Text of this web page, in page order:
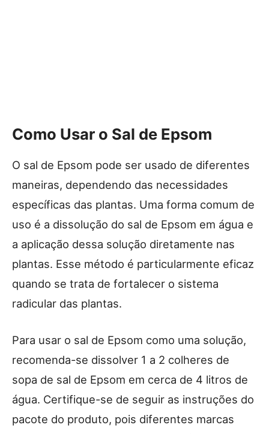
Como Usar o Sal de Epsom
O sal de Epsom pode ser usado de diferentes
maneiras, dependendo das necessidades
específicas das plantas. Uma forma comum de
uso é a dissolução do sal de Epsom em água e
a aplicação dessa solução diretamente nas
plantas. Esse método é particularmente eficaz
quando se trata de fortalecer o sistema
radicular das plantas.
Para usar o sal de Epsom como uma solução,
recomenda-se dissolver 1 a 2 colheres de
sopa de sal de Epsom em cerca de 4 litros de
água. Certifique-se de seguir as instruções do
pacote do produto, pois diferentes marcas